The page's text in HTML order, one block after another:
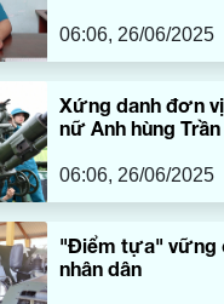
06:06, 26/06/2025
Xứng danh đơn
nữ Anh hùng Trần
06:06, 26/06/2025
"Điểm tựa" vững
nhân dân